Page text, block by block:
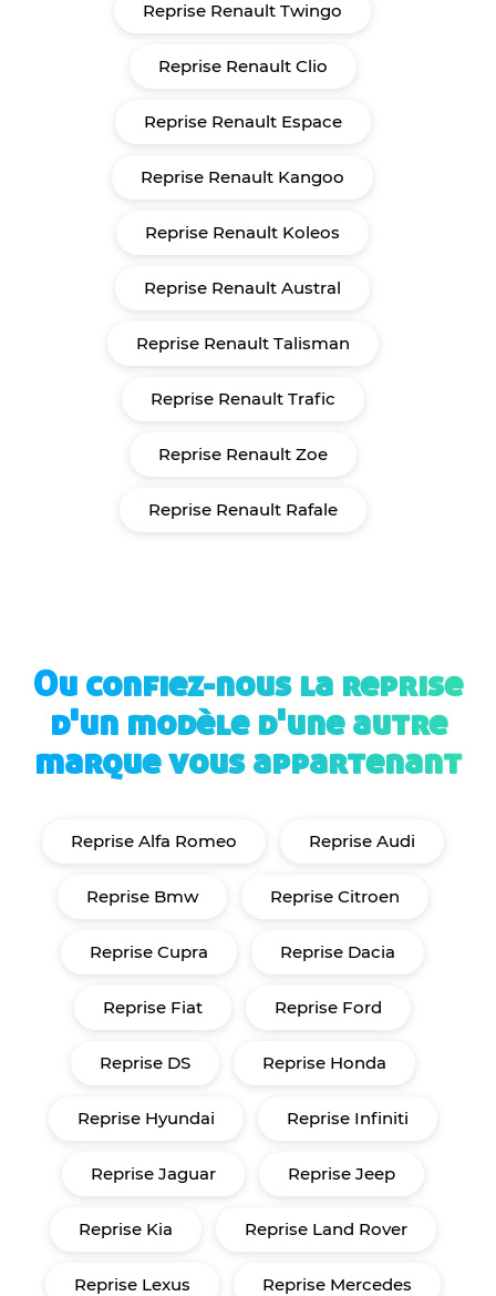
Reprise Renault Twingo
Reprise Renault Clio
Reprise Renault Espace
Reprise Renault Kangoo
Reprise Renault Koleos
Reprise Renault Austral
Reprise Renault Talisman
Reprise Renault Trafic
Reprise Renault Zoe
Reprise Renault Rafale
Ou confiez-nous la reprise
d'un modèle d'une autre
marque vous appartenant
Reprise Alfa Romeo Reprise Audi
Reprise Bmw Reprise Citroen
Reprise Cupra Reprise Dacia
Reprise Fiat Reprise Ford
Reprise DS Reprise Honda
Reprise Hyundai Reprise Infiniti
Reprise Jaguar Reprise Jeep
Reprise Kia Reprise Land Rover
Reprise Lexus Reprise Mercedes